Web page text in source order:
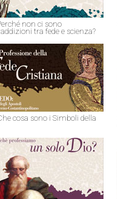
non ci sono
tra fede e scienza?
cosa sono i Simboli della